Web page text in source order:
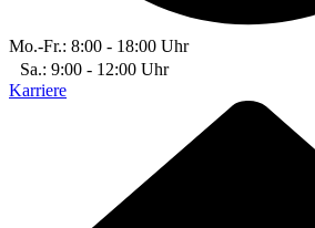
Mo.-Fr.: 8:00 - 18:00 Uhr
Sa.: 9:00 - 12:00 Uhr
Karriere